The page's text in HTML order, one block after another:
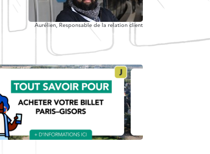
Aurélien, Responsable de la relation client